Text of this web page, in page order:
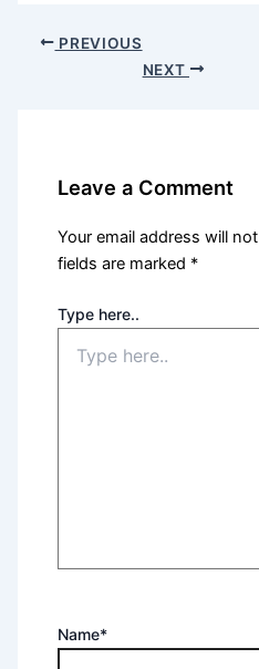
PREVIOUS
NEXT
Leave a Comment
Your email address will
fields are marked *
Type here..
Name*